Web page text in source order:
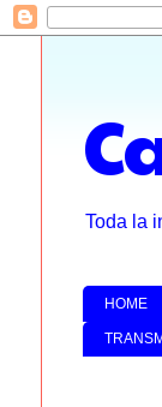
Toda la
HOME